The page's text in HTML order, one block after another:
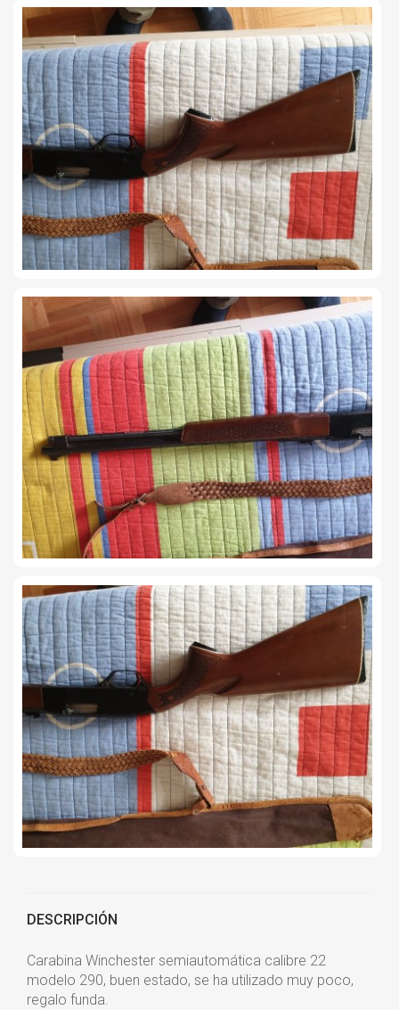
DESCRIPCIÓN
Carabina Winchester semiautomática calibre 22
modelo 290, buen estado, se ha utilizado muy poco,
regalo funda.